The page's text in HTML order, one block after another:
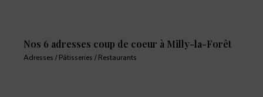
Nos 6 adresses coup de coeur à Milly-la-Forêt
Adresses / Pâtisseries / Restaurants